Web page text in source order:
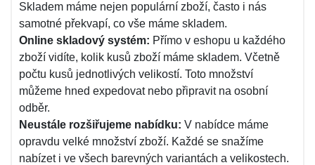
Skladem máme nejen populární zboží, často i nás
samotné překvapí, co vše máme skladem.
Online skladový systém: Přímo v eshopu u každého
zboží vidíte, kolik kusů zboží máme skladem. Včetně
počtu kusů jednotlivých velikostí. Toto množství
můžeme hned expedovat nebo připravit na osobní
odběr.
Neustále rozšiřujeme nabídku: V nabídce máme
opravdu velké množství zboží. Každé se snažíme
nabízet i ve všech barevných variantách a velikostech.